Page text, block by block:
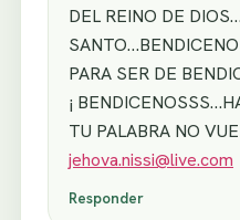
DEL REINO DE
PARA SER DE
¡
TU PALABRA NO
jehova.nissi@live.com
Responder